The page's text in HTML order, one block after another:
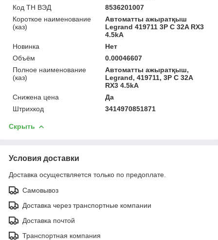
Код ТН ВЭД
8536201007
Короткое наименование
(каз)
Автоматты ажыратқыш
Legrand 419711 3P C 32A RX3
4.5kA
Новинка
Нет
Объём
0.00046607
Полное наименование
(каз)
Автоматты ажыратқыш,
Legrand, 419711, 3P C 32A
RX3 4.5kA
Снижена цена
Да
Штрихкод
3414970851871
Скрыть
Условия доставки
Доставка осуществляется только по предоплате.
Самовывоз
Доставка через транспортные компании
Доставка почтой
Транспортная компания